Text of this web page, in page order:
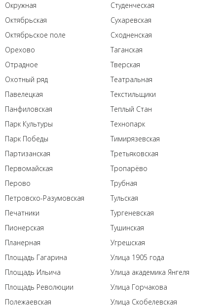
Окружная
Октябрьская
Октябрьское поле
Орехово
Отрадное
Охотный ряд
Павелецкая
Панфиловская
Парк Культуры
Парк Победы
Партизанская
Первомайская
Перово
Петровско-Разумовская
Печатники
Пионерская
Планерная
Площадь Гагарина
Площадь Ильича
Площадь Революции
Полежаевская
Студенческая
Сухаревская
Сходненская
Таганская
Тверская
Театральная
Текстильщики
Теплый Стан
Технопарк
Тимирязевская
Третьяковская
Тропарёво
Трубная
Тульская
Тургеневская
Тушинская
Угрешская
Улица 1905 года
Улица академика Янгеля
Улица Горчакова
Улица Скобелевская